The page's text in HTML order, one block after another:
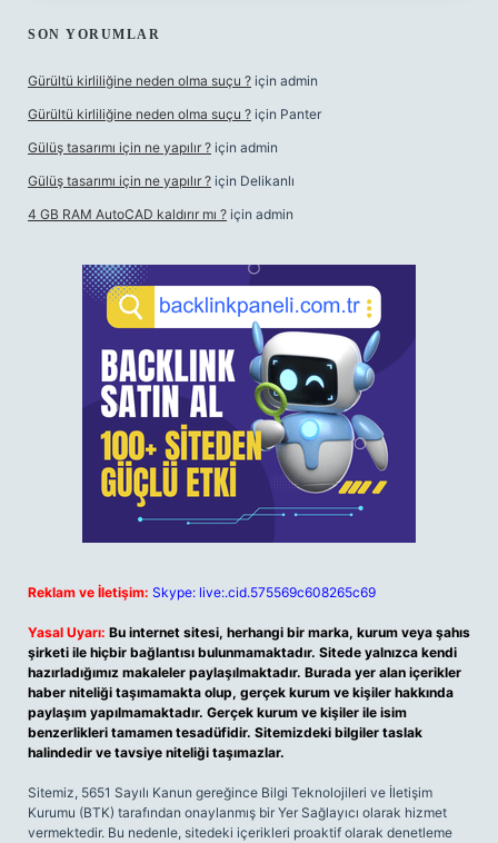
SON YORUMLAR
Gürültü kirliliğine neden olma suçu ? için admin
Gürültü kirliliğine neden olma suçu ? için Panter
Gülüş tasarımı için ne yapılır ? için admin
Gülüş tasarımı için ne yapılır ? için Delikanlı
4 GB RAM AutoCAD kaldırır mı ? için admin
Reklam ve İletişim: Skype: live:.cid.575569c608265c69
Yasal Uyarı: Bu internet sitesi, herhangi bir marka, kurum veya şahıs
şirketi ile hiçbir bağlantısı bulunmamaktadır. Sitede yalnızca kendi
hazırladığımız makaleler paylaşılmaktadır. Burada yer alan içerikler
haber niteliği taşımamakta olup, gerçek kurum ve kişiler hakkında
paylaşım yapılmamaktadır. Gerçek kurum ve kişiler ile isim
benzerlikleri tamamen tesadüfidir. Sitemizdeki bilgiler taslak
halindedir ve tavsiye niteliği taşımazlar.
Sitemiz, 5651 Sayılı Kanun gereğince Bilgi Teknolojileri ve İletişim
Kurumu (BTK) tarafından onaylanmış bir Yer Sağlayıcı olarak hizmet
vermektedir. Bu nedenle, sitedeki içerikleri proaktif olarak denetleme